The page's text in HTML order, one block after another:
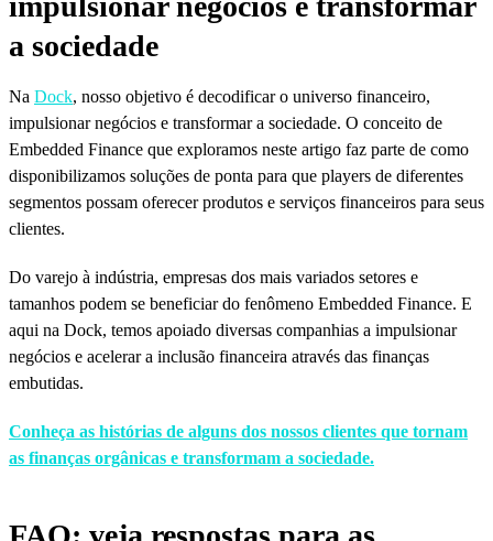
a sociedade
Na Dock, nosso objetivo é decodificar o universo financeiro,
impulsionar negócios e transformar a sociedade. O conceito de
Embedded Finance que exploramos neste artigo faz parte de como
disponibilizamos soluções de ponta para que players de diferentes
segmentos possam oferecer produtos e serviços financeiros para seus
clientes.
Do varejo à indústria, empresas dos mais variados setores e
tamanhos podem se beneficiar do fenômeno Embedded Finance. E
aqui na Dock, temos apoiado diversas companhias a impulsionar
negócios e acelerar a inclusão financeira através das finanças
embutidas.
Conheça as histórias de alguns dos nossos clientes que tornam
as finanças orgânicas e transformam a sociedade.